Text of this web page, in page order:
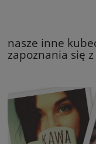
nasze inne
zapoznania się z